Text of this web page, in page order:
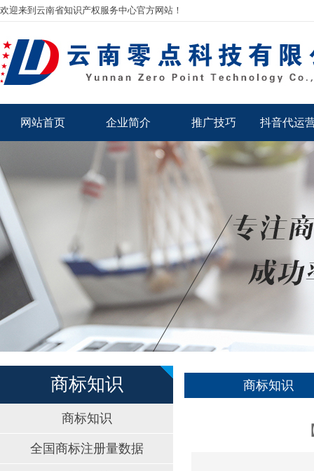
欢迎来到云南省知识产权服务中心官方网站！
网站首页 企业简介 推广技巧 抖音代运
商标知识
商标知识
全国商标注册量数据
商标知识